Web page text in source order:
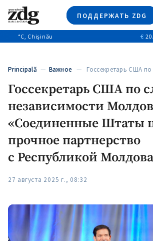
ПОДДЕРЖАТЬ ZDG
+312
Поиск
°C, Chișinău €
Principală — Важное — Госсекретарь США по
Госсекретарь США по
независимости
«Соединенные Штаты
прочное партнерство
с Республикой
27 августа 2025 г., 08:32